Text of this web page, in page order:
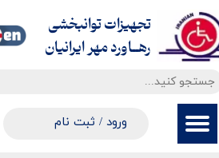
ورود / ثبت نام
حساب کاربری من
سفارشات
خروج از حساب کاربری
تجهیزات توانبخشی
​​​​​​​رهــاورد مهر ایرانیان